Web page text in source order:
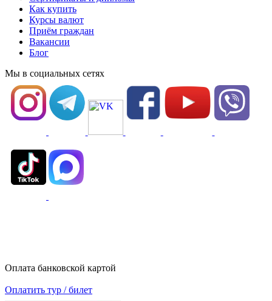
Как купить
Курсы валют
Приём граждан
Вакансии
Блог
Мы в социальных сетях
Оплата банковской картой
Оплатить тур / билет